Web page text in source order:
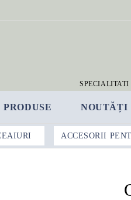
PRODUSE NOUTĂȚI
ACCESORII